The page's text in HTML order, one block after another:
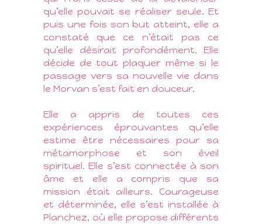
qu’elle pouvait se réaliser seule. Et
puis une fois son but atteint, elle a
constaté que ce n’était pas ce
qu’elle désirait profondément. Elle
décide de tout plaquer même si le
passage vers sa nouvelle vie dans
le Morvan s’est fait en douceur.
Elle a appris de toutes ces
expériences éprouvantes qu’elle
estime être nécessaires pour sa
métamorphose et son éveil
spirituel. Elle s’est connectée à son
âme et elle a compris que sa
mission était ailleurs. Courageuse
et déterminée, elle s’est installée à
Planchez, où elle propose différents